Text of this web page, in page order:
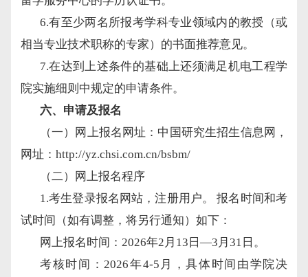
6.有至少两名所报考学科专业领域内的教授（或
相当专业技术职称的专家）的书面推荐意见。
7.在达到上述条件的基础上还须满足机电工程学
院实施细则中规定的申请条件。
六、申请及报名
（一）网上报名网址：中国研究生招生信息网，
网址： http://yz.chsi.com.cn/bsbm/
（二）网上报名程序
1.考生登录报名网站，注册用户。 报名时间和考
试时间（如有调整，将另行通知）如下：
网上报名时间： 2026年2月13日—3月31日。
考核时间：2026年4-5月，具体时间由学院决